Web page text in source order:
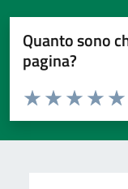
Quanto sono
pagina?
Valuta da 1 a 5 stelle la
Valuta
Valuta 3
Valuta 2 stelle
Valuta 1 stelle su 5